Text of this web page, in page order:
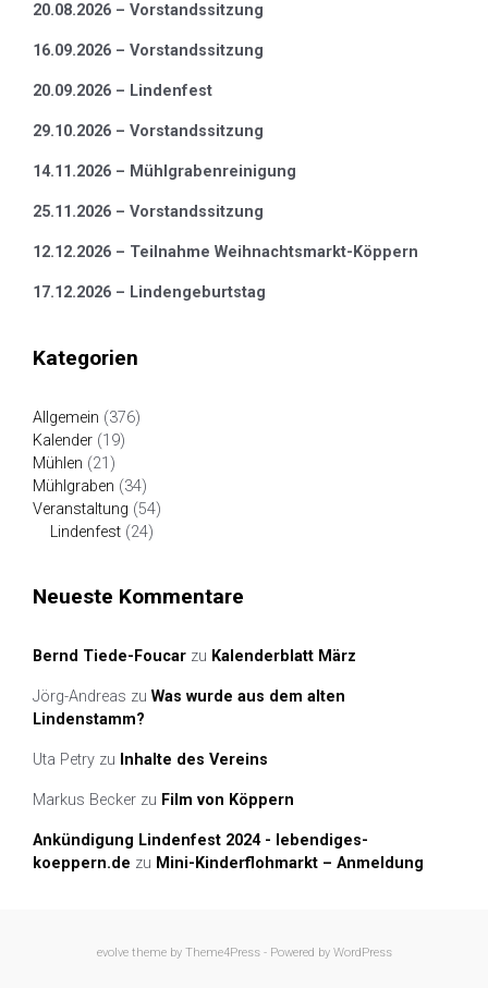
20.08.2026 – Vorstandssitzung
16.09.2026 – Vorstandssitzung
20.09.2026 – Lindenfest
29.10.2026 – Vorstandssitzung
14.11.2026 – Mühlgrabenreinigung
25.11.2026 – Vorstandssitzung
12.12.2026 – Teilnahme Weihnachtsmarkt-Köppern
17.12.2026 – Lindengeburtstag
Kategorien
Allgemein (376)
Kalender (19)
Mühlen (21)
Mühlgraben (34)
Veranstaltung (54)
Lindenfest (24)
Neueste Kommentare
Bernd Tiede-Foucar zu Kalenderblatt März
Jörg-Andreas zu Was wurde aus dem alten
Lindenstamm?
Uta Petry zu Inhalte des Vereins
Markus Becker zu Film von Köppern
Ankündigung Lindenfest 2024 - lebendiges-
koeppern.de zu Mini-Kinderflohmarkt – Anmeldung
evolvetheme by Theme4Press - Powered by WordPress